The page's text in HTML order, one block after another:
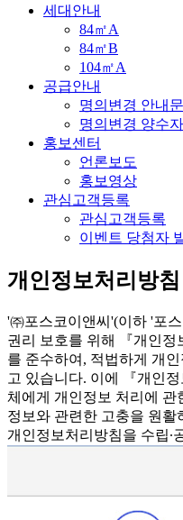
세대안내
84㎡A
84㎡B
104㎡A
공급안내
명의변경 안내문
명의변경 양수
홍보센터
언론보도
홍보영상
관심고객등록
관심고객등록
이벤트 당첨자
개인정보처리방침
'㈜포스코이앤씨'(이하 '포
권리 보호를 위해 『개인
를 준수하여, 적법하게 개
고 있습니다. 이에 『개인
체에게 개인정보 처리에 관
정보와 관련한 고충을 원활
개인정보처리방침을 수립∙